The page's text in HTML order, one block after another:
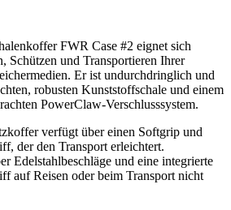
FWR Case #2 eignet sich
Schützen und Transportieren Ihrer
Er ist undurchdringlich und
robusten Kunststoffschale und einem
PowerClaw-Verschlusssystem.
verfügt über einen Softgrip und
der den Transport erleichtert.
Edelstahlbeschläge und eine integrierte
auf Reisen oder beim Transport nicht